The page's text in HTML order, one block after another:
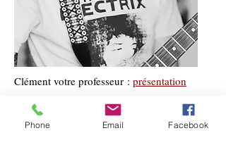
Clément votre professeur : présentation
Notre projet réalisé pendant le
Phone Email Facebook